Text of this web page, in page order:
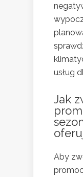
usług
Jak
Aby